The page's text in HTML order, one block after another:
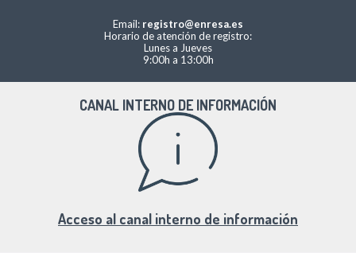
Email: registro@enresa.es
Horario de atención de registro:
Lunes a Jueves
9:00h a 13:00h
CANAL INTERNO DE INFORMACIÓN
Acceso al canal interno de información